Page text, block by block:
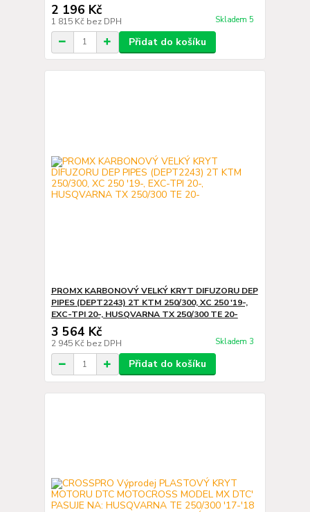
2 196 Kč
1 815 Kč bez DPH Skladem 5
Přidat do košíku
PROMX KARBONOVÝ VELKÝ KRYT DIFUZORU DEP
PIPES (DEPT2243) 2T KTM 250/300, XC 250 '19-,
EXC-TPI 20-, HUSQVARNA TX 250/300 TE 20-
3 564 Kč
2 945 Kč bez DPH Skladem 3
Přidat do košíku